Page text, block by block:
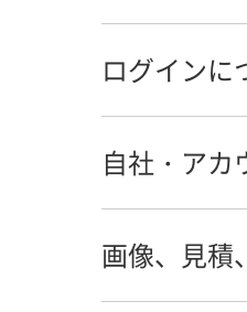
コグニ
コグ
有料サ
【有料
ワーク
パソコ
複数の
ログインに
パスワ
「指定
自社・アカ
店舗・
画像、見積